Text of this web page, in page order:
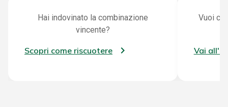
Hai indovinato la combinazione
vincente?
Scopri come riscuotere
Vuoi
Vai